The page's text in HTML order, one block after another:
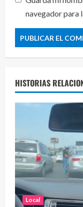
navegador para
HISTORIAS
Local